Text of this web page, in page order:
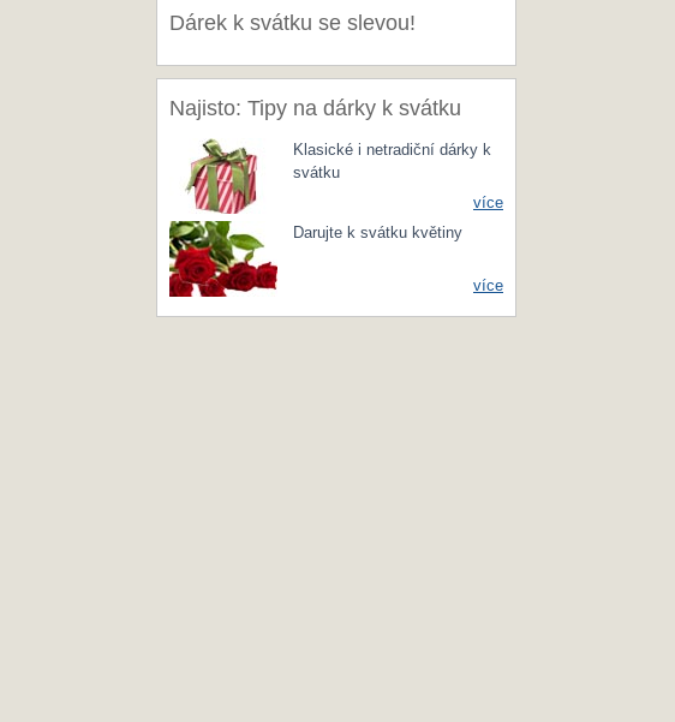
Dárek k svátku se slevou!
Najisto: Tipy na dárky k svátku
Klasické i netradiční dárky k
svátku
více
Darujte k svátku květiny
více